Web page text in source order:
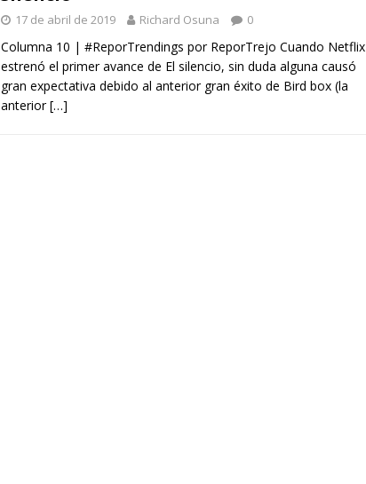
17 de abril de 2019 Richard Osuna 0
Columna 10 | #ReporTrendings por ReporTrejo Cuando Netflix
estrenó el primer avance de El silencio, sin duda alguna causó
gran expectativa debido al anterior gran éxito de Bird box (la
anterior[…]